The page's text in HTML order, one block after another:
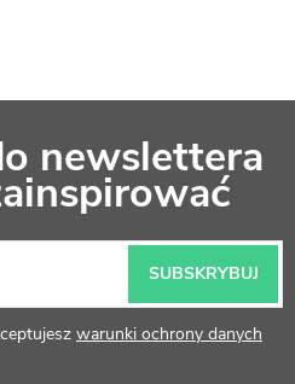
newslettera
warunki ochrony danych
SUBSKRYBUJ